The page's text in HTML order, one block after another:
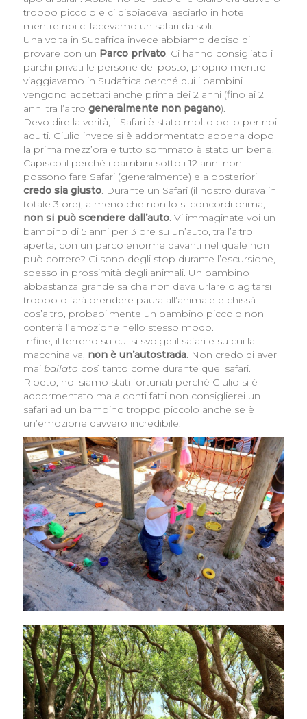
troppo piccolo e ci dispiaceva lasciarlo in hotel
mentre noi ci facevamo un safari da soli.
Una volta in Sudafrica invece abbiamo deciso di
provare con un Parco privato. Ci hanno consigliato i
parchi privati le persone del posto, proprio mentre
viaggiavamo in Sudafrica perché qui i bambini
vengono accettati anche prima dei 2 anni (fino ai 2
anni tra l’altro generalmente non pagano).
Devo dire la verità, il Safari è stato molto bello per noi
adulti. Giulio invece si è addormentato appena dopo
la prima mezz’ora e tutto sommato è stato un bene.
Capisco il perché i bambini sotto i 12 anni non
possono fare Safari (generalmente) e a posteriori
credo sia giusto. Durante un Safari (il nostro durava in
totale 3 ore), a meno che non lo si concordi prima,
non si può scendere dall’auto. Vi immaginate voi un
bambino di 5 anni per 3 ore su un’auto, tra l’altro
aperta, con un parco enorme davanti nel quale non
può correre? Ci sono degli stop durante l’escursione,
spesso in prossimità degli animali. Un bambino
abbastanza grande sa che non deve urlare o agitarsi
troppo o farà prendere paura all’animale e chissà
cos’altro, probabilmente un bambino piccolo non
conterrà l’emozione nello stesso modo.
Infine, il terreno su cui si svolge il safari e su cui la
macchina va, non è un’autostrada. Non credo di aver
mai ballato così tanto come durante quel safari.
Ripeto, noi siamo stati fortunati perché Giulio si è
addormentato ma a conti fatti non consiglierei un
safari ad un bambino troppo piccolo anche se è
un’emozione davvero incredibile.